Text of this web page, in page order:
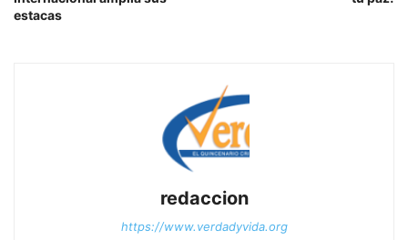
estacas
redaccion
https://www.verdadyvida.org